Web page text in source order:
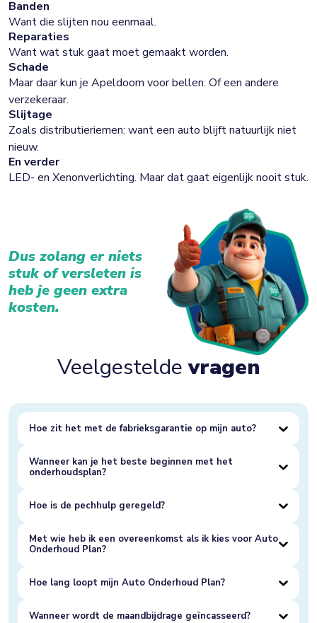
Banden
Want die slijten nou eenmaal.
Reparaties
Want wat stuk gaat moet gemaakt worden.
Schade
Maar daar kun je Apeldoorn voor bellen. Of een andere
verzekeraar.
Slijtage
Zoals distributieriemen: want een auto blijft natuurlijk niet
nieuw.
En verder
LED- en Xenonverlichting. Maar dat gaat eigenlijk nooit stuk.
Dus zolang er niets
stuk of versleten is
heb je geen extra
kosten.
Veelgesteldevragen
Hoe zit het met de fabrieksgarantie op mijn auto?
Wanneer kan je het beste beginnen met het
onderhoudsplan?
Hoe is de pechhulp geregeld?
Met wie heb ik een overeenkomst als ik kies voor Auto
Onderhoud Plan?
Hoe lang loopt mijn Auto Onderhoud Plan?
Wanneer wordt de maandbijdrage geïncasseerd?